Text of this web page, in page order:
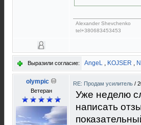
Alexander Shevchenko
tel+380683453453
Выразили согласие: AngeL , KOJSER ,
olympic
Ветеран
RE: Продам усилитель /
Уже неделю
написать